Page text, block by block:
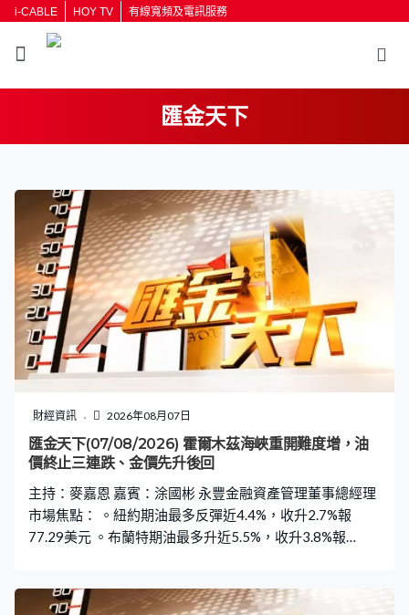
i-CABLE HOY TV 有線寬頻及電訊服務
匯金天下
按輸入鍵開始搜尋
財經資訊 2026年08月07日
匯金天下(07/08/2026) 霍爾木茲海峽重開難度增，油
價終止三連跌、金價先升後回
主持：麥嘉恩 嘉賓：涂國彬 永豐金融資產管理董事總經理
市場焦點： 。紐約期油最多反彈近4.4%，收升2.7%報
77.29美元 。布蘭特期油最多升近5.5%，收升3.8%報
美元後，紐約市一度落至4223美元 。銀價最多倒跌近2%